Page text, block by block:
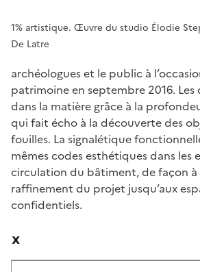
1% artistique. Œuvre du studio Élodie
De Latre
archéologues et le public à
patrimoine en septembre 2016. Les
dans la matière grâce à la
qui fait écho à la découverte des
fouilles. La signalétique
mêmes codes esthétiques dans les
circulation du bâtiment, de façon à
raffinement du projet jusqu’aux
confidentiels.
x